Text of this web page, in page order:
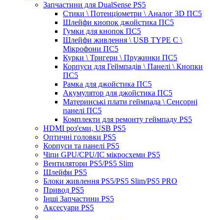
Запчастини для DualSense PS5
Стики \ Потенціометри \ Аналог 3D ПС5
Шлейфи кнопок джойстика ПС5
Гумки для кнопок ПС5
Шлейфи живлення \ USB TYPE C \
Мікрофони ПС5
Курки \ Тригери \ Пружинки ПС5
Корпуси для Геймпадів \ Панелі \ Кнопки
ПС5
Рамка для джойстика ПС5
Акумулятор для джойстика ПС5
Материнські плати геймпада \ Сенсорні
панелі ПС5
Комплекти для ремонту геймпаду PS5
HDMI роз'єми, USB PS5
Оптичні головки PS5
Корпуси та панелі PS5
Чіпи GPU/CPU/IC мікросхеми PS5
Вентилятори PS5/PS5 Slim
Шлейфи PS5
Блоки живлення PS5/PS5 Slim/PS5 PRO
Привод PS5
Інші Запчастини PS5
Аксесуари PS5